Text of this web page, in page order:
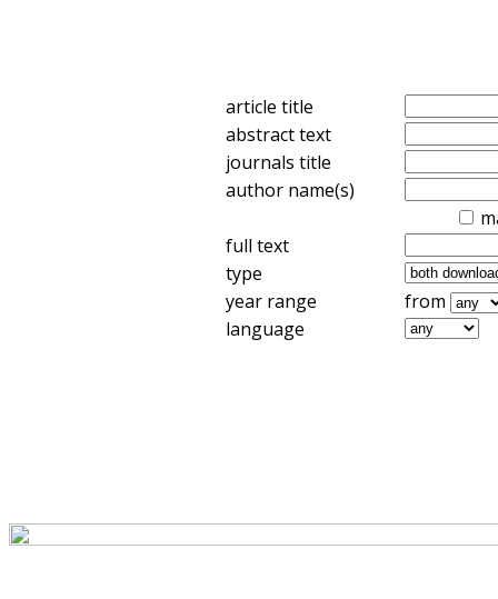
article title
abstract text
journals title
author name(s)
full text
type
year range
from
language